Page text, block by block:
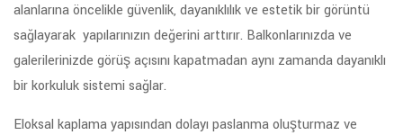
alanlarına öncelikle güvenlik, dayanıklılık ve estetik bir görüntü
sağlayarak yapılarınızın değerini arttırır. Balkonlarınızda ve
galerilerinizde görüş açısını kapatmadan aynı zamanda dayanıklı
bir korkuluk sistemi sağlar.
Eloksal kaplama yapısından dolayı paslanma oluşturmaz ve